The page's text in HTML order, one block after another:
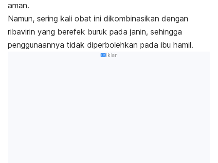
aman.
Namun, sering kali obat ini dikombinasikan dengan
ribavirin yang berefek buruk pada janin, sehingga
penggunaannya tidak diperbolehkan pada ibu hamil.
Iklan